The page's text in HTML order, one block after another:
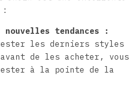
:
tendances :
tester les derniers styles
de les acheter, vous
à la pointe de la